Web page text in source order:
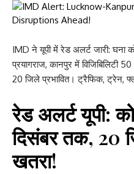
IMD ने यूपी में रेड अलर्ट जारी: घना
प्रयागराज, कानपुर में
20 जिले प्रभावित। ट्रैफिक, ट्रेन,
रेड अलर्ट यूपी:
दिसंबर तक, 20
खतरा!